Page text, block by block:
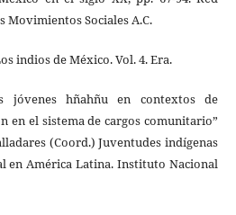
Movimientos Sociales A.C.
indios de México. Vol. 4. Era.
jóvenes hñahñu en contextos de
en el sistema de cargos comunitario”
(Coord.) Juventudes indígenas
en América Latina. Instituto Nacional